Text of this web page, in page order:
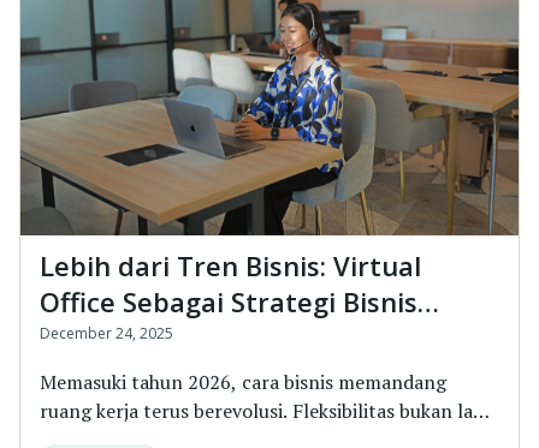
Lebih dari Tren Bisnis: Virtual
Office Sebagai Strategi Bisnis
Terbaik Tahun 2026
December 24, 2025
Memasuki tahun 2026, cara bisnis memandang
ruang kerja terus berevolusi. Fleksibilitas bukan lagi